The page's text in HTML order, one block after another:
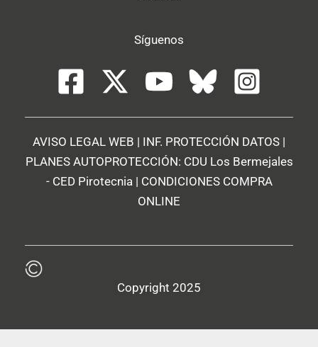
Síguenos
AVISO LEGAL WEB | INF. PROTECCIÓN DATOS |
PLANES AUTOPROTECCIÓN: CDU Los Bermejales
- CED Pirotecnia| CONDICIONES COMPRA
ONLINE
Copyright 2025